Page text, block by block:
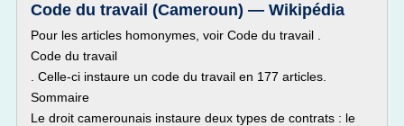
Code du travail (Cameroun) — Wikipédia
Pour les articles homonymes, voir Code du travail .
Code du travail
. Celle-ci instaure un code du travail en 177 articles.
Sommaire
Le droit camerounais instaure deux types de contrats : le